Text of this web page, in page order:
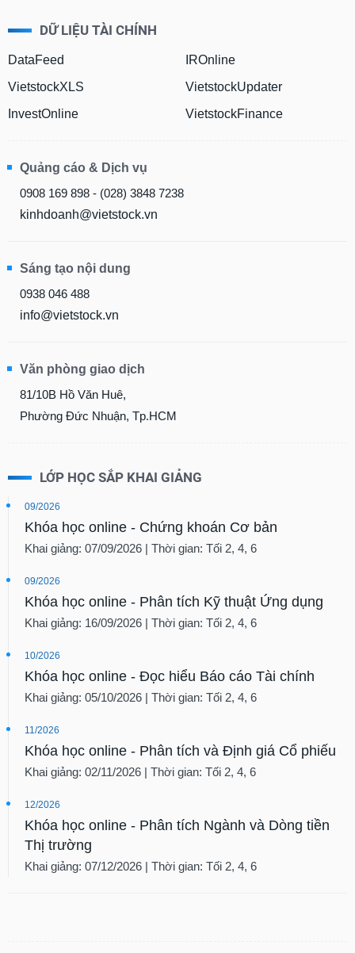
DỮ LIỆU TÀI CHÍNH
DataFeed
VietstockXLS
InvestOnline
IROnline
VietstockUpdater
VietstockFinance
Quảng cáo & Dịch vụ
0908 169 898 - (028) 3848 7238
kinhdoanh@vietstock.vn
Sáng tạo nội dung
0938 046 488
info@vietstock.vn
Văn phòng giao dịch
81/10B Hồ Văn Huê,
Phường Đức Nhuận, Tp.HCM
LỚP HỌC SẮP KHAI GIẢNG
09/2026
Khóa học online - Chứng khoán Cơ bản
Khai giảng: 07/09/2026 | Thời gian: Tối 2, 4, 6
09/2026
Khóa học online - Phân tích Kỹ thuật Ứng dụng
Khai giảng: 16/09/2026 | Thời gian: Tối 2, 4, 6
10/2026
Khóa học online - Đọc hiểu Báo cáo Tài chính
Khai giảng: 05/10/2026 | Thời gian: Tối 2, 4, 6
11/2026
Khóa học online - Phân tích và Định giá Cổ phiếu
Khai giảng: 02/11/2026 | Thời gian: Tối 2, 4, 6
12/2026
Khóa học online - Phân tích Ngành và Dòng tiền
Thị trường
Khai giảng: 07/12/2026 | Thời gian: Tối 2, 4, 6